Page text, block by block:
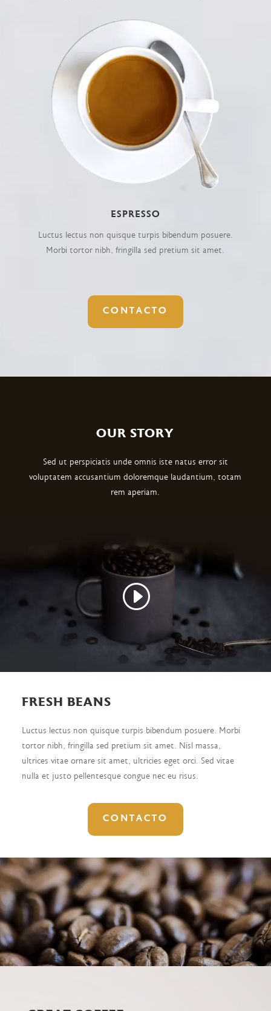
ESPRESSO
Luctus lectus non quisque turpis bibendum posuere.
Morbi tortor nibh, fringilla sed pretium sit amet.
CONTACTO
OUR STORY
Sed ut perspiciatis unde omnis iste natus error sit
voluptatem accusantium doloremque laudantium, totam
rem aperiam.
FRESH BEANS
Luctus lectus non quisque turpis bibendum posuere. Morbi
tortor nibh, fringilla sed pretium sit amet. Nisl massa,
ultrices vitae ornare sit amet, ultricies eget orci. Sed vitae
nulla et justo pellentesque congue nec eu risus.
CONTACTO